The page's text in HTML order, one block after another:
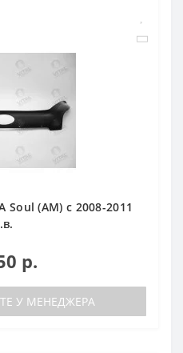
Soul (АМ) c 2008-2011
р.
У МЕНЕДЖЕРА